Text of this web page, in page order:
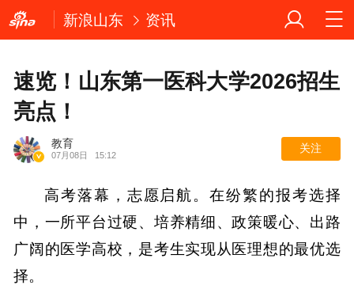
新浪山东 资讯
速览！山东第一医科大学2026招生
亮点！
教育
07月08日 15:12
关注
高考落幕，志愿启航。在纷繁的报考选择
中，一所平台过硬、培养精细、政策暖心、出路
广阔的医学高校，是考生实现从医理想的最优选
择。